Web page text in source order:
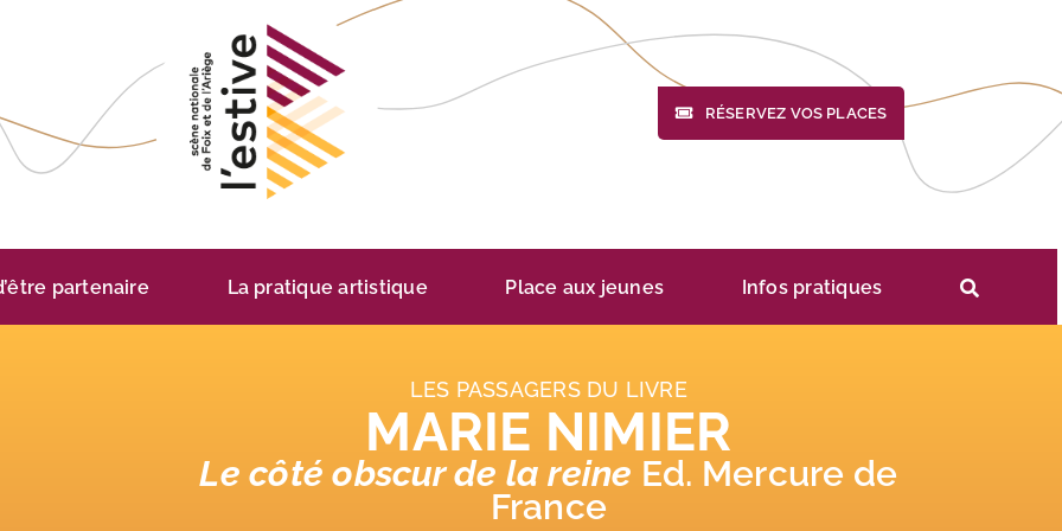
RÉSERVEZ VOS PLACES
partenaire La pratique artistique Place aux jeunes Infos pratiques
LES PASSAGERS DU LIVRE
MARIE NIMIER
Le côté obscur de la reine Ed. Mercure de
France